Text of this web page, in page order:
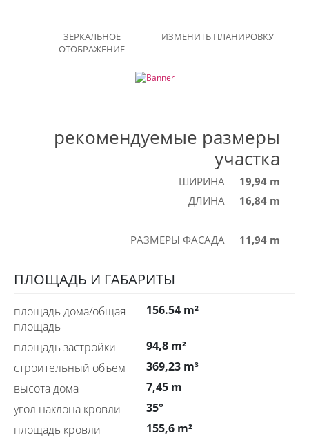
ЗЕРКАЛЬНОЕ
ОТОБРАЖЕНИЕ
ИЗМЕНИТЬ ПЛАНИРОВКУ
рекомендуемые размеры
участка
ШИРИНА
19,94 m
ДЛИНА
16,84 m
РАЗМЕРЫ ФАСАДА 11,94 m
ПЛОЩАДЬ И ГАБАРИТЫ
площадь дома/общая
площадь
156.54 m²
площадь застройки
94,8 m²
строительный объем
369,23 m³
высота дома
7,45 m
угол наклона кровли
35°
площадь кровли
155,6 m²